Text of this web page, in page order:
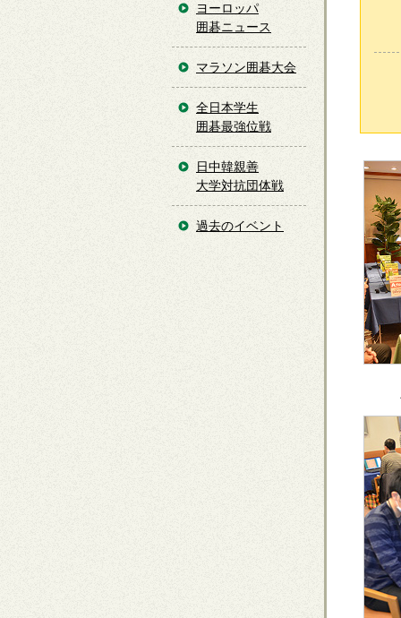
ヨーロッパ
囲碁ニュース
マラソン囲碁大会
全日本学生
囲碁最強位戦
日中韓親善
大学対抗団体戦
過去のイベント